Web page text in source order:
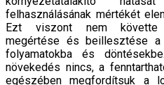
felhasználásának mértékét
Ezt viszont nem követte
megértése és beillesztése a
folyamatokba és
növekedés nincs, a
egészében megfordítsuk a